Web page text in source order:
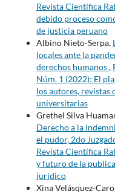
Revista Científica
debido proceso
de justicia peruano
Albino Nieto-Serpa,
locales ante la
derechos humanos,
Núm. 1 (2022): El
los autores, revistas
universitarias
Grethel Silva
Derecho a la
el pudor, 2do
Revista Científica
y futuro de la
jurídico
Xina Velásquez-